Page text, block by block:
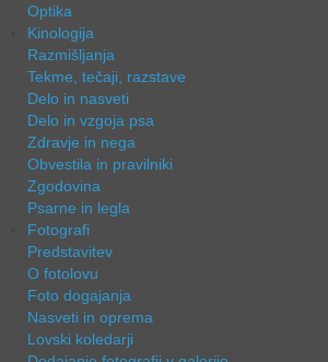
Optika
Kinologija
Razmišljanja
Tekme, tečaji, razstave
Delo in nasveti
Delo in vzgoja psa
Zdravje in nega
Obvestila in pravilniki
Zgodovina
Psarne in legla
Fotografi
Predstavitev
O fotolovu
Foto dogajanja
Nasveti in oprema
Lovski koledarji